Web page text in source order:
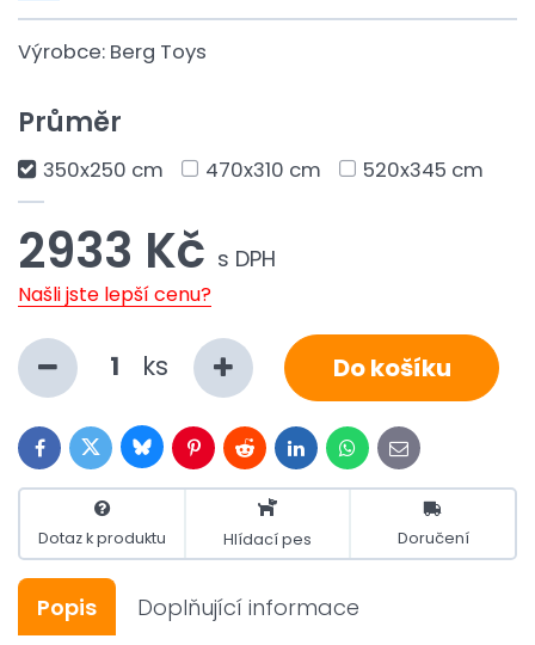
Výrobce: Berg Toys
Průměr
350x250 cm 470x310 cm 520x345 cm
2933 Kč s DPH
Našli jste lepší cenu?
ks Do košíku
FacebookTwitterBlueskyPinterestRedditLinkedInWhatsApp
E-
mail
Dotaz k produktu Hlídací pes Doručení
Popis Doplňující informace